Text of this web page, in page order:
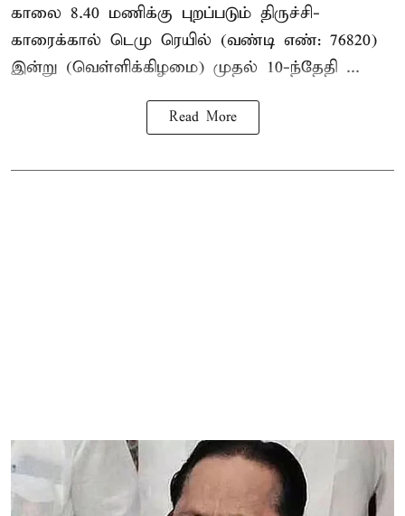
காலை 8.40 மணிக்கு புறப்படும் திருச்சி-
காரைக்கால் டெமு ரெயில் (வண்டி எண்: 76820)
இன்று (வெள்ளிக்கிழமை) முதல் 10-ந்தேதி ...
Read More